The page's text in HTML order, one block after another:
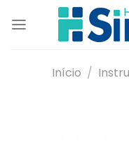
Início /